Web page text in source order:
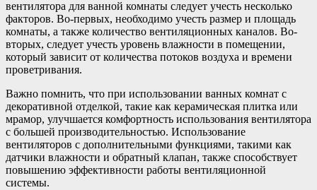
вентилятора для ванной комнаты следует учесть несколько
факторов. Во-первых, необходимо учесть размер и площадь
комнаты, а также количество вентиляционных каналов. Во-
вторых, следует учесть уровень влажности в помещении,
который зависит от количества потоков воздуха и времени
проветривания.
Важно помнить, что при использовании ванных комнат с
декоративной отделкой, такие как керамическая плитка или
мрамор, улучшается комфортность использования вентилятора
с большей производительностью. Использование
вентиляторов с дополнительными функциями, такими как
датчики влажности и обратный клапан, также способствует
повышению эффективности работы вентиляционной
системы.